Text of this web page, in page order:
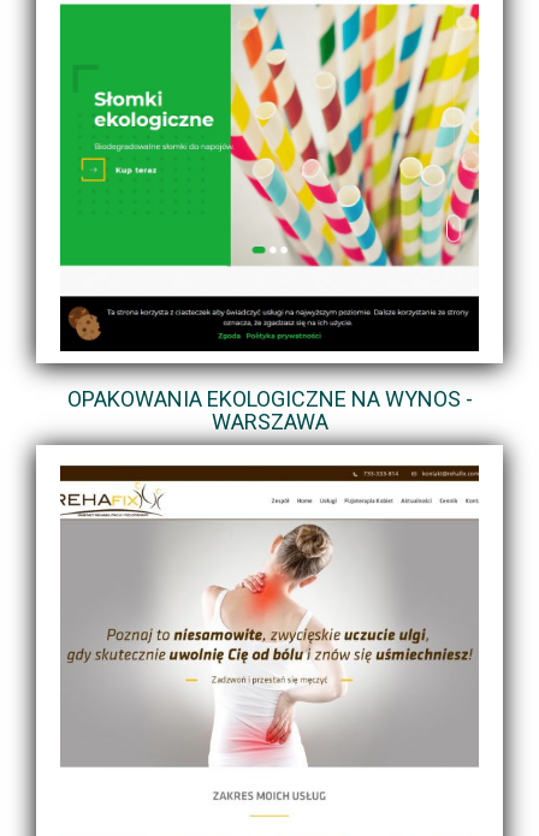
OPAKOWANIA EKOLOGICZNE NA WYNOS -
WARSZAWA